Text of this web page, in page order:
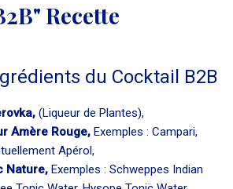
Recette
du Cocktail B2B
(Liqueur de Plantes),
Amère Rouge, Exemples : Campari,
Apérol,
Nature, Exemples : Schweppes Indian